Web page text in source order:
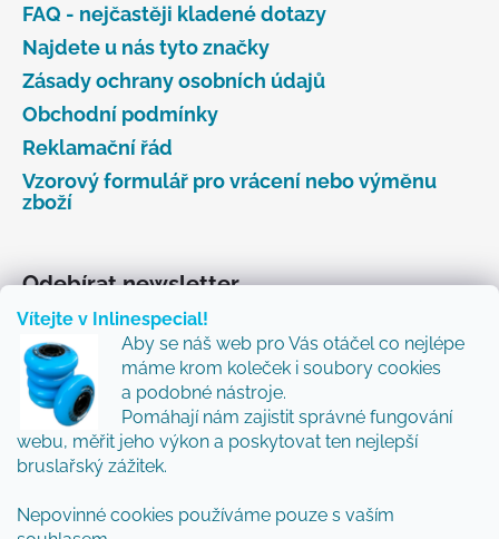
Vítejte v Inlinespecial!
Aby se náš web pro Vás otáčel co nejlépe
máme krom koleček i soubory cookies
a podobné nástroje.
Pomáhají nám zajistit správné fungování
webu, měřit jeho výkon a poskytovat ten nejlepší
bruslařský zážitek.
Nepovinné cookies používáme pouze s vaším
FAQ - nejčastěji kladené dotazy
Najdete u nás tyto značky
Zásady ochrany osobních údajů
Obchodní podmínky
Reklamační řád
Vzorový formulář pro vrácení nebo výměnu
zboží
Odebírat newsletter
Vložte svůj e-mail a my vám budeme zasílat informace
o nových produktech na našem e-shopu.
Přidejte se k nám a my Vám budeme zasílat ty nejlepší
novinky a tipy.
E-mail
Vložením e-mailu souhlasíte spodmínkami